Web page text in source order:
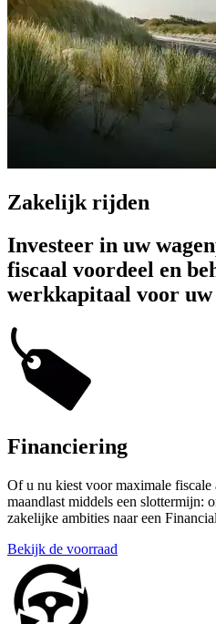
Zakelijk rijden
Investeer in uw
fiscaal voordeel en
werkkapitaal voor uw
Financiering
Of u nu kiest voor maximale
maandlast middels een slottermijn:
zakelijke ambities naar een
Bekijk de voorraad